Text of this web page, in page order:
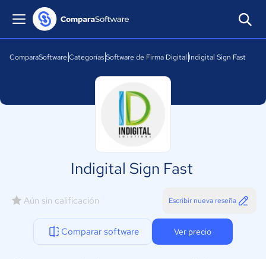
ComparaSoftware CategoríasSoftware de Firma Digital Indigital Sign Fast
Indigital Sign Fast
Aún sin calificación Escribir nueva reseña
Comparar software Ver precio